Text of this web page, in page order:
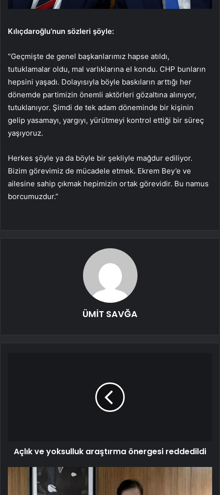
Kılıçdaroğlu’nun sözleri şöyle:
“Geçmişte de genel başkanlarımız hapse atıldı,
tutuklamalar oldu, mal varlıklarına el kondu. CHP bunların
hepsini yaşadı. Dolayısıyla böyle baskıların arttığı her
dönemde partimizin önemli aktörleri gözaltına alınıyor,
tutuklanıyor. Şimdi de tek adam döneminde bir kişinin
gelip yasamayı, yargıyı, yürütmeyi kontrol ettiği bir süreç
yaşıyoruz.
Herkes şöyle ya da böyle bir şekliyle mağdur ediliyor.
Bizim görevimiz de mücadele etmek. Ekrem Bey’e ve
ailesine sahip çıkmak hepimizin ortak görevidir. Bu namus
borcumuzdur.”
ÜMİT SAVĞA
Açlık ve yoksulluk araştırma önergesi reddedildi